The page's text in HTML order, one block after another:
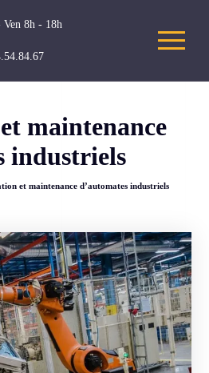
8h - 18h
maintenance
industriels
et maintenance d’automates industriels